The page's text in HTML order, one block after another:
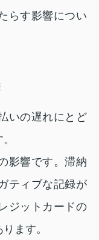
らす影響につい
いの遅れにとど
影響です。滞納
ティブな記録が
ジットカードの
ます。